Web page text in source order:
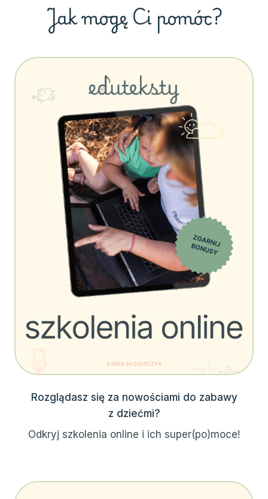
Jak mogę Ci pomóc?
Rozglądasz się za nowościami do zabawy
z dziećmi?
Odkryj szkolenia online i ich super(po)moce!